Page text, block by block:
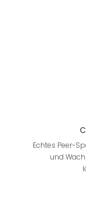
Echtes Peer-
und